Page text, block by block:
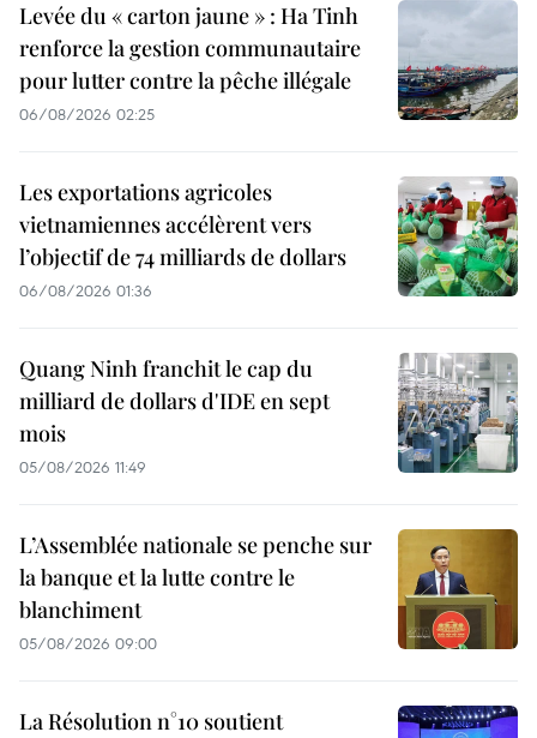
Levée du « carton jaune » : Ha Tinh
renforce la gestion communautaire
pour lutter contre la pêche illégale
06/08/2026 02:25
Les exportations agricoles
vietnamiennes accélèrent vers
l’objectif de 74 milliards de dollars
06/08/2026 01:36
Quang Ninh franchit le cap du
milliard de dollars d'IDE en sept
mois
05/08/2026 11:49
L’Assemblée nationale se penche sur
la banque et la lutte contre le
blanchiment
05/08/2026 09:00
La Résolution n°10 soutient